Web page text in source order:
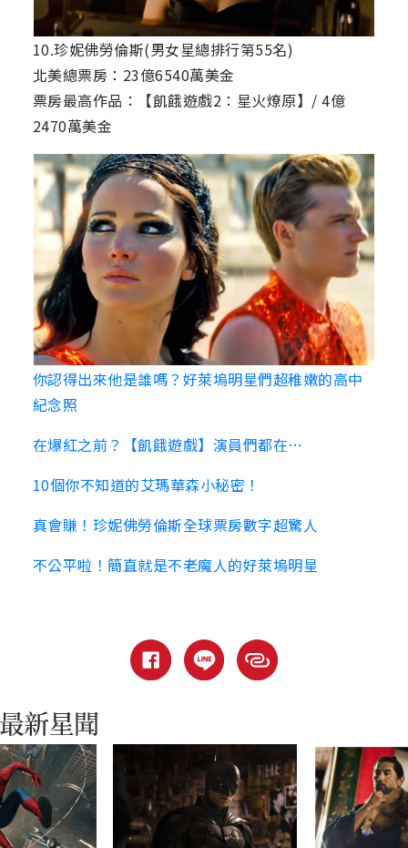
10.珍妮佛勞倫斯(男女星總排行第55名)
北美總票房：23億6540萬美金
票房最高作品：【飢餓遊戲2：星火燎原】/ 4億
2470萬美金
你認得出來他是誰嗎？好萊塢明星們超稚嫩的高中
紀念照
在爆紅之前？【飢餓遊戲】演員們都在…
10個你不知道的艾瑪華森小秘密！
真會賺！珍妮佛勞倫斯全球票房數字超驚人
不公平啦！簡直就是不老魔人的好萊塢明星